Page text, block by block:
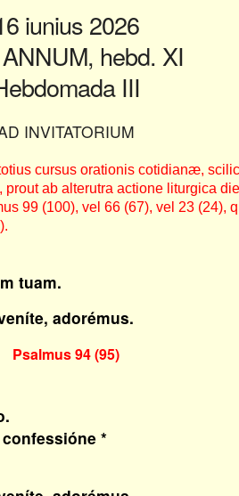
iunius 2026
hebd. XI
III
INVITATORIUM
cursus orationis cotidianæ,
ab alterutra actione liturgica
99 (100), vel 66 (67), vel 23 (24),
tuam.
adorémus.
Psalmus 94 (95)
*